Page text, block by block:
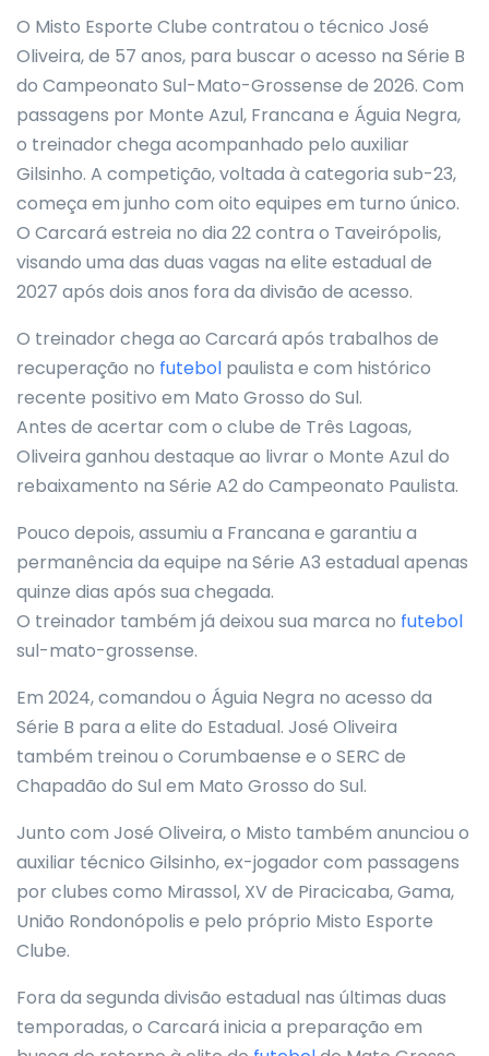
O Misto Esporte Clube contratou o técnico José
Oliveira, de 57 anos, para buscar o acesso na Série B
do Campeonato Sul-Mato-Grossense de 2026. Com
passagens por Monte Azul, Francana e Águia Negra,
o treinador chega acompanhado pelo auxiliar
Gilsinho. A competição, voltada à categoria sub-23,
começa em junho com oito equipes em turno único.
O Carcará estreia no dia 22 contra o Taveirópolis,
visando uma das duas vagas na elite estadual de
2027 após dois anos fora da divisão de acesso.
O treinador chega ao Carcará após trabalhos de
recuperação no futebol paulista e com histórico
recente positivo em Mato Grosso do Sul.
Antes de acertar com o clube de Três Lagoas,
Oliveira ganhou destaque ao livrar o Monte Azul do
rebaixamento na Série A2 do Campeonato Paulista.
Pouco depois, assumiu a Francana e garantiu a
permanência da equipe na Série A3 estadual apenas
quinze dias após sua chegada.
O treinador também já deixou sua marca no futebol
sul-mato-grossense.
Em 2024, comandou o Águia Negra no acesso da
Série B para a elite do Estadual. José Oliveira
também treinou o Corumbaense e o SERC de
Chapadão do Sul em Mato Grosso do Sul.
Junto com José Oliveira, o Misto também anunciou o
auxiliar técnico Gilsinho, ex-jogador com passagens
por clubes como Mirassol, XV de Piracicaba, Gama,
União Rondonópolis e pelo próprio Misto Esporte
Clube.
Fora da segunda divisão estadual nas últimas duas
temporadas, o Carcará inicia a preparação em